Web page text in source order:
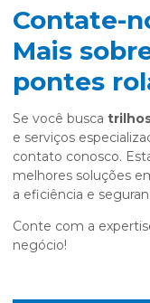
Contate-
Mais
pontes
Se você busca
e serviços
contato conosco.
melhores soluções
a eficiência e
Conte com a
negócio!